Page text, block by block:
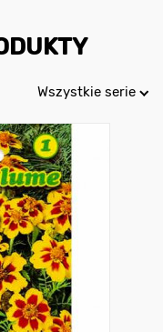
Wszystkie serie